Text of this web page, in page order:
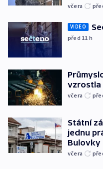
včera
VIDEO
před 11 h
vzrostla
včera
Státní
jednu
Bulovky
včera